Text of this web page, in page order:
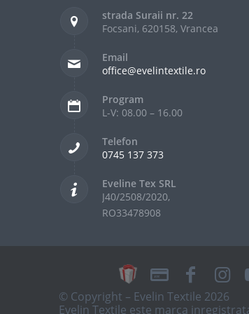
strada Suraii nr. 22
Focsani, 620158, Vrancea
Email
office@evelintextile.ro
Program
L-V: 08.00 – 16.00
Telefon
0745 137 373
Eveline Tex SRL
J40/2508/2020,
RO33478908
© Copyright – Evelin Textile 2026
Evelin Textile este marca